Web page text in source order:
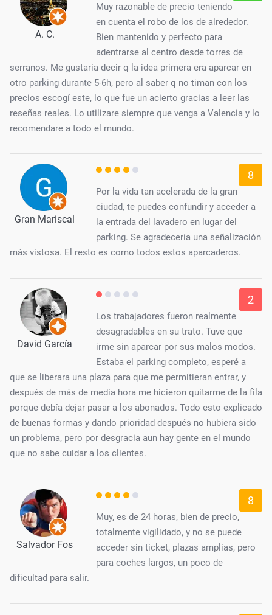
A. C.
Muy razonable de precio teniendo
en cuenta el robo de los de alrededor.
Bien mantenido y perfecto para
adentrarse al centro desde torres de
serranos. Me gustaria decir q la idea primera era aparcar en
otro parking durante 5-6h, pero al saber q no timan con los
precios escogí este, lo que fue un acierto gracias a leer las
reseñas reales. Lo utilizare siempre que venga a Valencia y lo
recomendare a todo el mundo.
Gran Mariscal
8
Por la vida tan acelerada de la gran
ciudad, te puedes confundir y acceder a
la entrada del lavadero en lugar del
parking. Se agradecería una señalización
más vistosa. El resto es como todos estos aparcaderos.
David García
2
Los trabajadores fueron realmente
desagradables en su trato. Tuve que
irme sin aparcar por sus malos modos.
Estaba el parking completo, esperé a
que se liberara una plaza para que me permitieran entrar, y
después de más de media hora me hicieron quitarme de la fila
porque debía dejar pasar a los abonados. Todo esto explicado
de buenas formas y dando prioridad después no hubiera sido
un problema, pero por desgracia aun hay gente en el mundo
que no sabe cuidar a los clientes.
Salvador Fos
8
Muy, es de 24 horas, bien de precio,
totalmente vigilidado, y no se puede
acceder sin ticket, plazas amplias, pero
para coches largos, un poco de
dificultad para salir.